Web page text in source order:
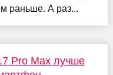
раньше. А раз...
Pro Max лучше